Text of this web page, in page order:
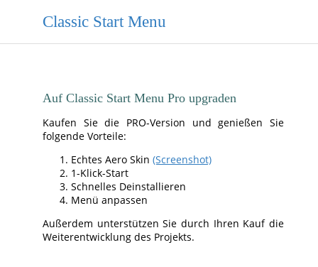
Classic Start Menu
Auf Classic Start Menu Pro upgraden
Kaufen Sie die PRO-Version und genießen Sie
folgende Vorteile:
Echtes Aero Skin (Screenshot)
1-Klick-Start
Schnelles Deinstallieren
Menü anpassen
Außerdem unterstützen Sie durch Ihren Kauf die
Weiterentwicklung des Projekts.